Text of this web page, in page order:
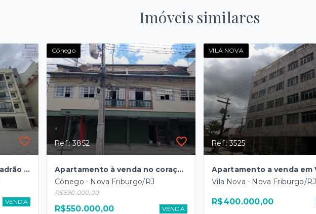
Imóveis similares
Apartamento Novo Alto Padrão à venda nas Braunes
VENDA
Cônego
Ref.: 3852
Apartamento à venda no coração do bairro Cônego
Cônego - Nova Friburgo/RJ
R$590.000,00
R$550.000,00 VENDA
VILA NOVA
Ref.: 3525
Vila Nova - Nova Friburgo/RJ
R$400.000,00